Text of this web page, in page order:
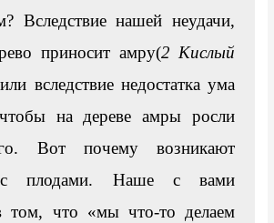
Вследствие нашей неудачи,
приносит амру(2 Кислый
вследствие недостатка ума
на дереве амры росли
Вот почему возникают
с плодами. Наше с вами
том, что «мы что-то делаем